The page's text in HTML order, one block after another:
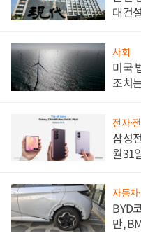
대건
사회
미국
조치
전자·
삼성
월31
자동차
BYD
만,